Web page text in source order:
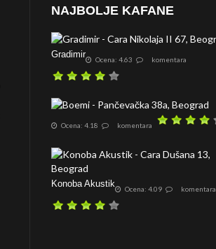
NAJBOLJE KAFANE
Gradimir Ocena: 4.63 komentara
Ocena: 4.18 komentara
Konoba Akustik Ocena: 4.09 komentara